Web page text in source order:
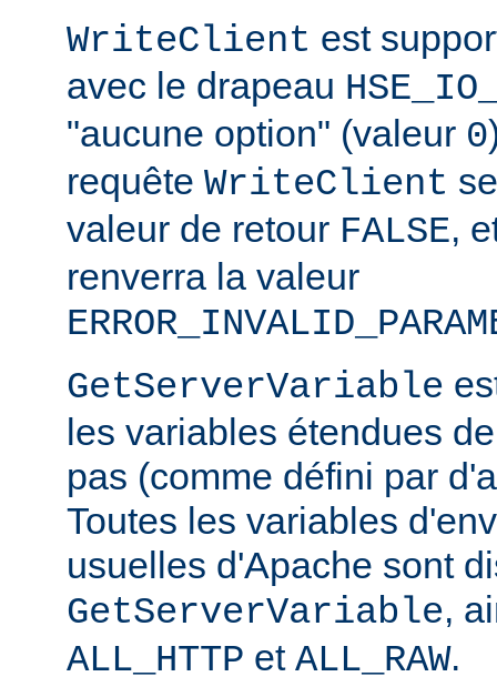
WriteClient est
avec le drapeau
"aucune option" (valeur 0
requête WriteClient
valeur de retour FALSE,
renverra la valeur
GetServerVariable
les variables étendues
pas (comme défini par
Toutes les variables
usuelles d'Apache sont
GetServerVariable,
ALL_HTTP et ALL_RAW.